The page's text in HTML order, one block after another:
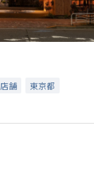
店舗 東京都